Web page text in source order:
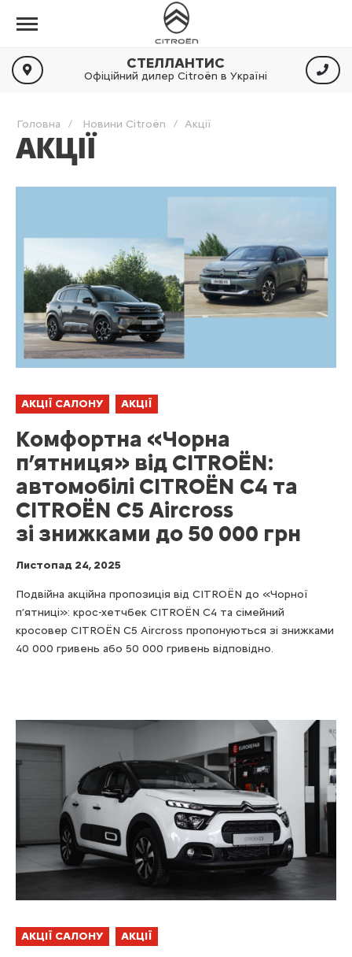
СТЕЛЛАНТИС
Офіційний дилер Citroën в Україні
Головна Новини Citroën Акції
АКЦІЇ
АКЦІЇ САЛОНУ АКЦІЇ
Комфортна «Чорна
п’ятниця» від CITROЁN:
автомобілі CITROЁN C4 та
CITROЁN C5 Aircross
зі знижками до 50 000 грн
Листопад 24, 2025
Подвійна акційна пропозиція від CITROЁN до «Чорної
п’ятниці»: крос-хетчбек CITROЁN C4 та сімейний
кросовер CITROЁN C5 Aircross пропонуються зі знижками
40 000 гривень або 50 000 гривень відповідно.
АКЦІЇ САЛОНУ АКЦІЇ